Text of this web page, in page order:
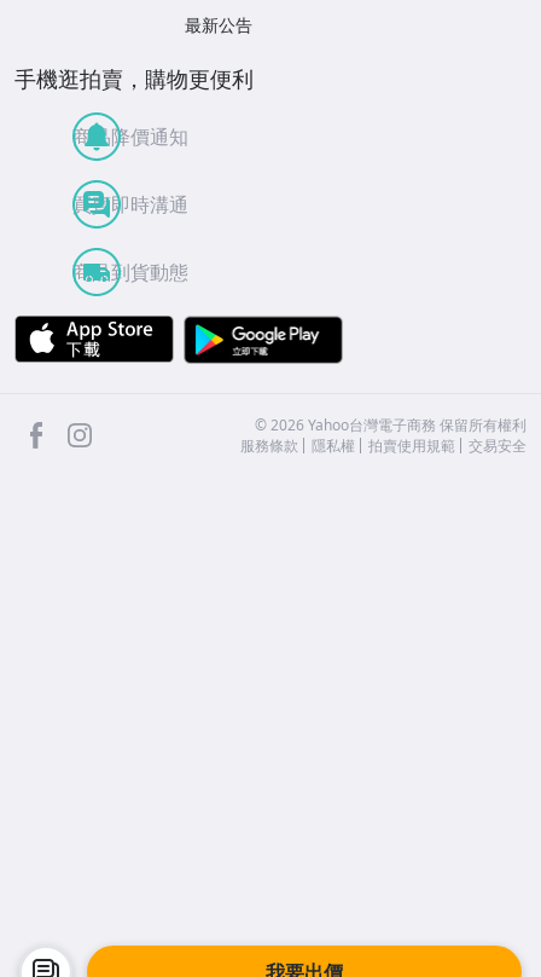
最新公告
手機逛拍賣，購物更便利
商品降價通知
買賣即時溝通
商品到貨動態
APP Store
facebook ©2026 Yahoo台灣電子商務 保留所有權利
服務條款
隱私權 拍賣使用規範 交易安全